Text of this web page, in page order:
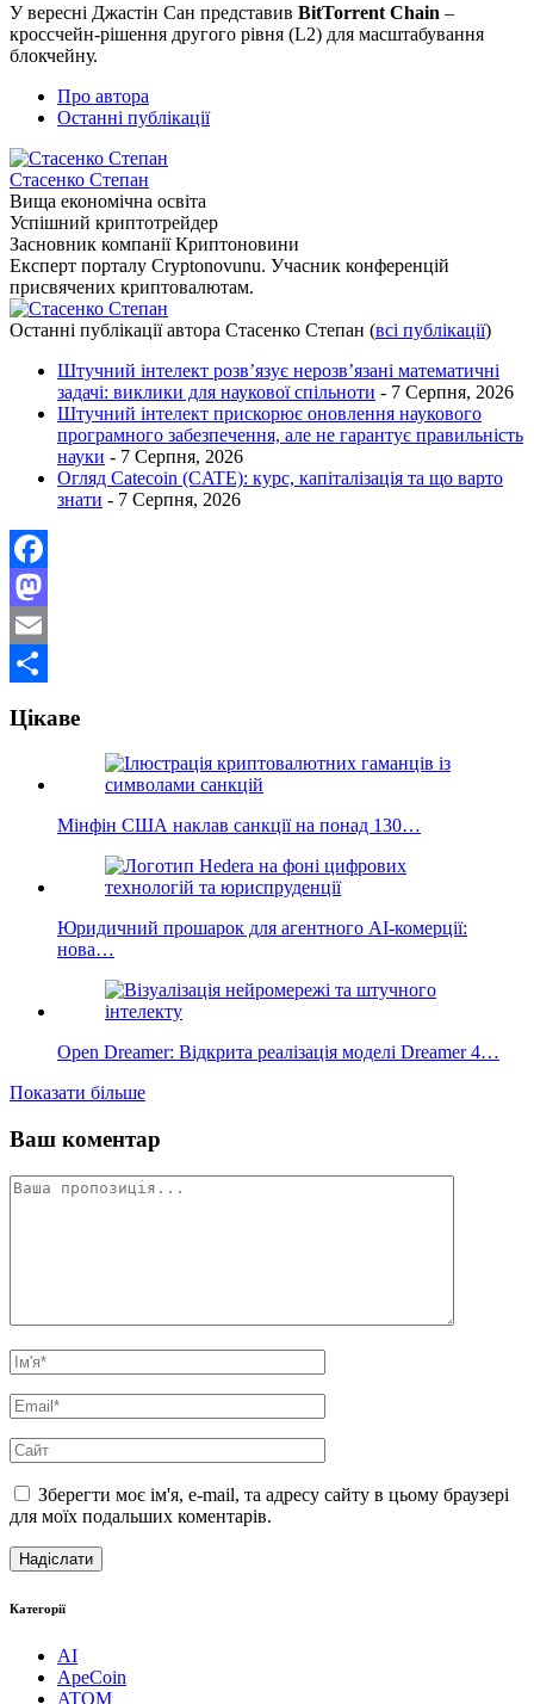
У вересні Джастін Сан представив BitTorrent Chain –
кроссчейн-рішення другого рівня (L2) для масштабування
блокчейну.
Про автора
Останні публікації
Стасенко Степан
Вища економічна освіта
Успішний криптотрейдер
Засновник компанії Криптоновини
Експерт порталу Cryptonovunu. Учасник конференцій
присвячених криптовалютам.
Останні публікації автора Стасенко Степан (всі публікації)
Штучний інтелект розв’язує нерозв’язані математичні
задачі: виклики для наукової спільноти - 7 Серпня, 2026
Штучний інтелект прискорює оновлення наукового
програмного забезпечення, але не гарантує правильність
науки - 7 Серпня, 2026
Огляд Catecoin (CATE): курс, капіталізація та що варто
знати - 7 Серпня, 2026
Facebook
Mastodon
Email
Цікаве
Мінфін США наклав санкції на понад 130…
Юридичний прошарок для агентного AI-комерції:
нова…
Open Dreamer: Відкрита реалізація моделі Dreamer 4…
Показати більше
Ваш коментар
Зберегти моє ім'я, e-mail, та адресу сайту в цьому браузері
для моїх подальших коментарів.
Категорії
AI
ApeCoin
ATOM